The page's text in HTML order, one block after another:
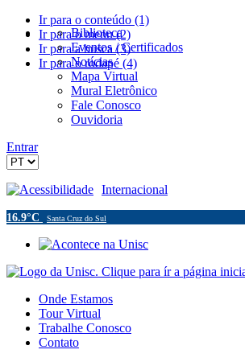
Ir para o conteúdo (1)
Ir para o menu (2)
Ir para a busca (3)
Ir para o rodapé (4)
Biblioteca
Eventos / Certificados
Notícias
Mapa Virtual
Mural Eletrônico
Fale Conosco
Ouvidoria
Entrar
Acessibilidade Internacional
16.9°C Santa Cruz do Sul
Onde Estamos
Tour Virtual
Trabalhe Conosco
Contato